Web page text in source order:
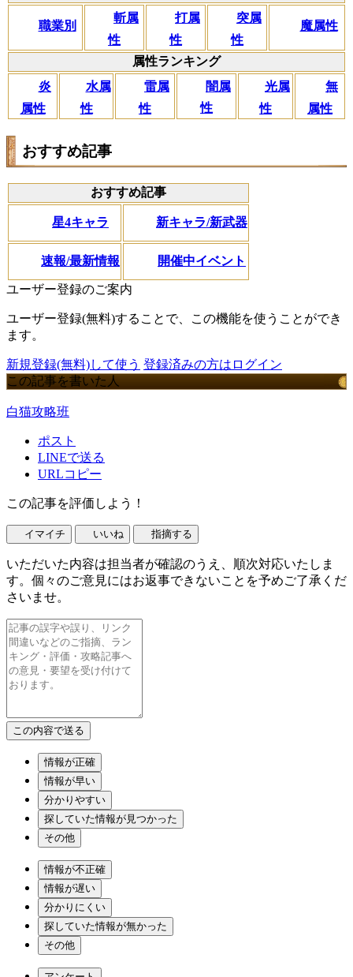
職業別
斬属
性
打属
性
突属
性
魔属性
属性ランキング
炎
属性
水属
性
雷属
性
闇属
性
光属
性
無
属性
おすすめ記事
おすすめ記事
星4キャラ 新キャラ/新武器
速報/最新情報 開催中イベント
ユーザー登録のご案内
ユーザー登録(無料)することで、この機能を使うことができ
ます。
新規登録(無料)して使う 登録済みの方はログイン
この記事を書いた人
白猫攻略班
ポスト
LINEで送る
URLコピー
この記事を評価しよう！
イマイチ いいね 指摘する
いただいた内容は担当者が確認のうえ、順次対応いたしま
す。個々のご意見にはお返事できないことを予めご了承くだ
さいませ。
情報が正確
情報が早い
分かりやすい
探していた情報が見つかった
その他
情報が不正確
情報が遅い
分かりにくい
探していた情報が無かった
その他